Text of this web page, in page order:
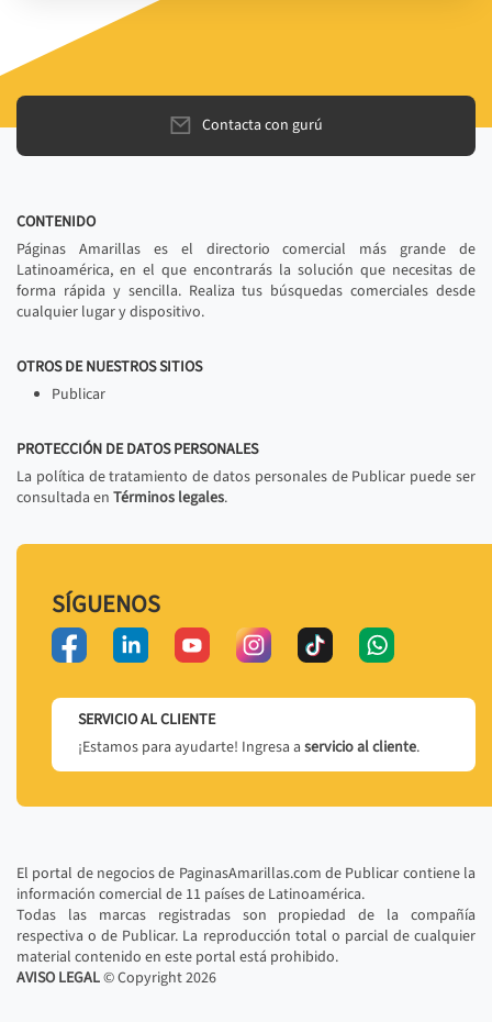
Contacta con gurú
CONTENIDO
Páginas Amarillas es el directorio comercial más grande de
Latinoamérica, en el que encontrarás la solución que necesitas de
forma rápida y sencilla. Realiza tus búsquedas comerciales desde
cualquier lugar y dispositivo.
OTROS DE NUESTROS SITIOS
Publicar
PROTECCIÓN DE DATOS PERSONALES
La política de tratamiento de datos personales de Publicar puede ser
consultada en Términos legales.
SÍGUENOS
SERVICIO AL CLIENTE
¡Estamos para ayudarte! Ingresa a servicio al cliente.
El portal de negocios de PaginasAmarillas.com de Publicar contiene la
información comercial de 11 países de Latinoamérica.
Todas las marcas registradas son propiedad de la compañía
respectiva o de Publicar. La reproducción total o parcial de cualquier
material contenido en este portal está prohibido.
AVISO LEGAL© Copyright2026